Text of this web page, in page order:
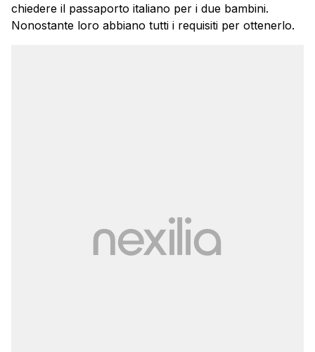
chiedere il passaporto italiano per i due bambini.
Nonostante loro abbiano tutti i requisiti per ottenerlo.